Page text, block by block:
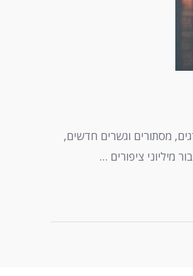
מסתורים וגשרים חדשים,
מיליוני ציפורים …